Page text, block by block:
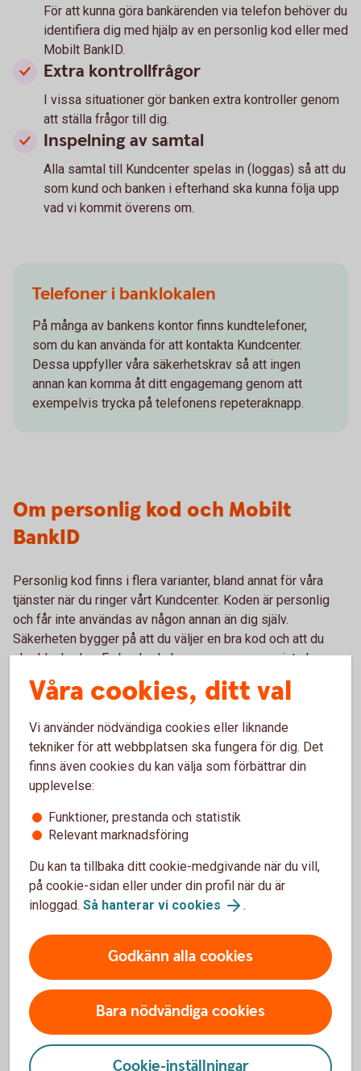
För att kunna göra bankärenden via telefon behöver du
identifiera dig med hjälp av en personlig kod eller med
Mobilt BankID.
Extra kontrollfrågor
I vissa situationer gör banken extra kontroller genom
att ställa frågor till dig.
Inspelning av samtal
Alla samtal till Kundcenter spelas in (loggas) så att du
som kund och banken i efterhand ska kunna följa upp
vad vi kommit överens om.
Telefoner i banklokalen
På många av bankens kontor finns kundtelefoner,
som du kan använda för att kontakta Kundcenter.
Dessa uppfyller våra säkerhetskrav så att ingen
annan kan komma åt ditt engagemang genom att
exempelvis trycka på telefonens repeteraknapp.
Om personlig kod och Mobilt
BankID
Personlig kod finns i flera varianter, bland annat för våra
tjänster när du ringer vårt Kundcenter. Koden är personlig
och får inte användas av någon annan än dig själv.
Säkerheten bygger på att du väljer en bra kod och att du
skyddar koden. En bra kod ska en annan person inte kunna
gissa. Koden ska förvaras på ett säkert sätt, som bara du
känner till och att dess samband med tjänsten inte framgår.
Så skaffar du personlig kod
Vid anslutningstillfället väljer du en femsiffrig kod som du
Du ansluter dig direkt i internetbanken. Är du ny kund i
du välkommen in på närmaste bankkontor.
Din personliga kod kan du byta när som helst i
Ring Kundcenter Privat på 0240-59 10 00 eller Företag
på 0240-59 10 00.
Välj 1# för självbetjäning.
Välj därefter 92# och byt din kod enligt
instruktionsrösten.
Våra cookies, ditt val
Vi använder nödvändiga cookies eller liknande
tekniker för att webbplatsen ska fungera för dig. Det
finns även cookies du kan välja som förbättrar din
upplevelse:
Funktioner, prestanda och statistik
Relevant marknadsföring
Du kan ta tillbaka ditt cookie-medgivande när du vill,
på cookie-sidan eller under din profil när du är
inloggad. Så hanterar vi cookies .
Godkänn alla cookies
Bara nödvändiga cookies
Cookie-inställningar